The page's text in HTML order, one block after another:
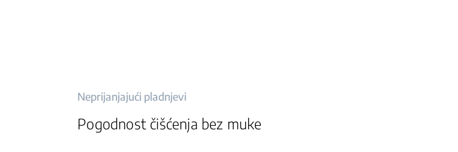
Neprijanjajući pladnjevi
Pogodnost čišćenja bez muke